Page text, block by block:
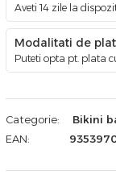
Aveti 14 zile la
Modalitati de
Puteti opta pt. plata
Categorie:
Bikini
EAN: